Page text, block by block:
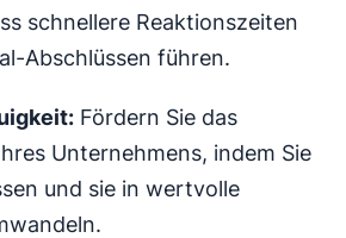
schnellere Reaktionszeiten
Abschlüssen führen.
Fördern Sie das
Unternehmens, indem Sie
und sie in wertvolle